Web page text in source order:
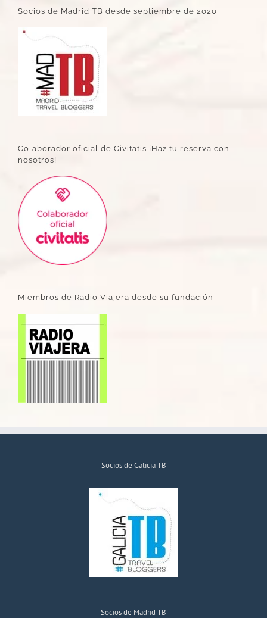
Socios de Madrid TB desde septiembre de 2020
Colaborador oficial de Civitatis ¡Haz tu reserva con
nosotros!
Miembros de Radio Viajera desde su fundación
Socios de Galicia TB
Socios de Madrid TB